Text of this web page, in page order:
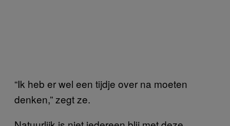
“Ik heb er wel een tijdje over na moeten
denken,” zegt ze.